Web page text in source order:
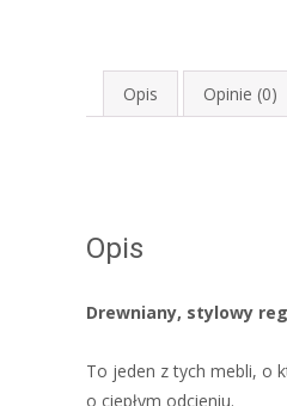
Opis Opinie (0)
Opis
Drewniany, stylowy
To jeden z tych mebli, o
o ciepłym odcieniu.